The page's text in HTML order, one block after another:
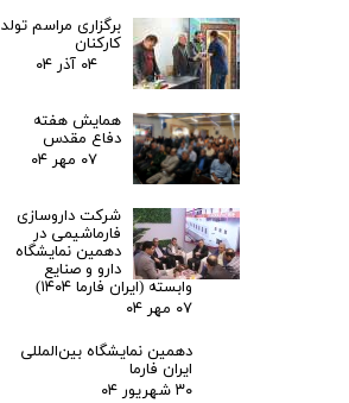
برگزاری مراسم تولد
کارکنان
۰۴ آذر ۰۴
همایش هفته
دفاع مقدس
۰۷ مهر ۰۴
شرکت داروسازی
فارماشیمی در
دهمین نمایشگاه
دارو و صنایع
وابسته (ایران فارما ۱۴۰۴)
۰۷ مهر ۰۴
دهمین نمایشگاه بین‌المللی
ایران فارما
۳۰ شهریور ۰۴